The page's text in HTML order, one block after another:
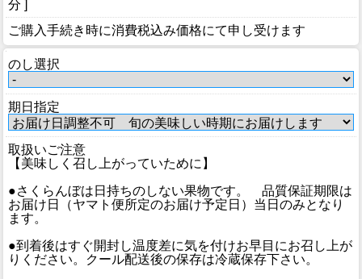
分 ]
ご購入手続き時に消費税込み価格にて申し受けます
のし選択
期日指定
取扱いご注意
【美味しく召し上がっていために】
●さくらんぼは日持ちのしない果物です。 品質保証期限は
お届け日（ヤマト便所定のお届け予定日）当日のみとなり
ます。
●到着後はすぐ開封し温度差に気を付けお早目にお召し上が
りください。クール配送後の保存は冷蔵保存下さい。